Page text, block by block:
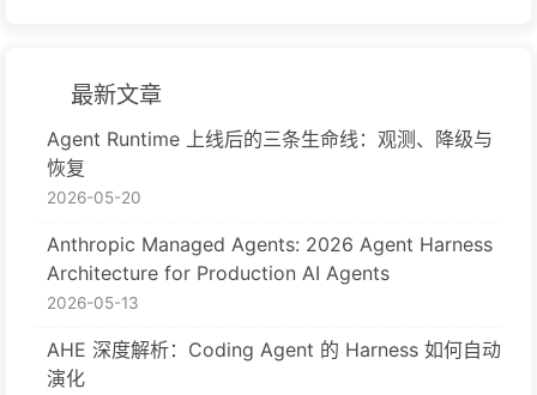
最新文章
Agent Runtime 上线后的三条生命线：观测、降级与
恢复
2026-05-20
Anthropic Managed Agents: 2026 Agent Harness
Architecture for Production AI Agents
2026-05-13
AHE 深度解析：Coding Agent 的 Harness 如何自动
演化